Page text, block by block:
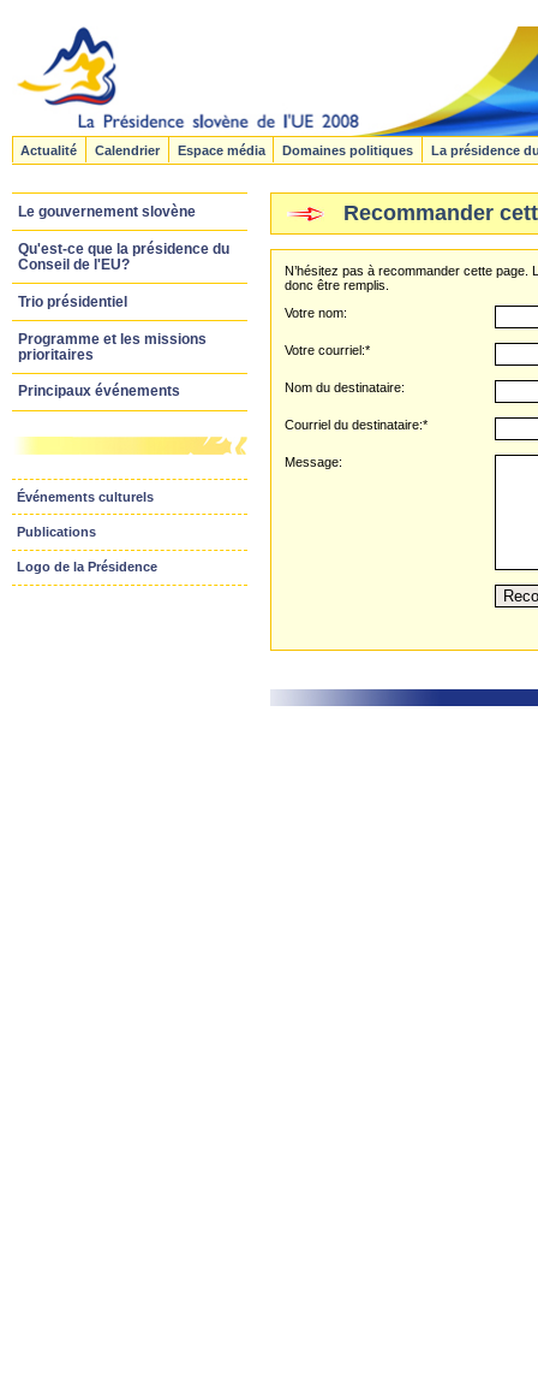
Actualité Calendrier Espace média Domaines politiques La présidence
Le gouvernement slovène
Qu'est-ce que la présidence du
Conseil de l'EU?
Trio présidentiel
Programme et les missions
prioritaires
Principaux événements
Événements culturels
Publications
Logo de la Présidence
Recommander
N’hésitez pas à recommander cette page.
donc être remplis.
Votre nom:
Votre courriel:*
Nom du destinataire:
Courriel du destinataire:*
Message: